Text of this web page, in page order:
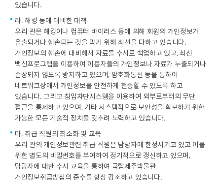
있습니다.
라. 해킹 등에 대비한 대책
우리 관은 해킹이나 컴퓨터 바이러스 등에 의해 회원의 개인정보가
유출되거나 훼손되는 것을 막기 위해 최선을 다하고 있습니다.
개인정보의 훼손에 대비해서 자료를 수시로 백업하고 있고, 최신
백신프로그램을 이용하여 이용자들의 개인정보나 자료가 누출되거나
손상되지 않도록 방지하고 있으며, 암호화통신 등을 통하여
네트워크상에서 개인정보를 안전하게 전송할 수 있도록 하고
있습니다. 그리고 침입차단시스템을 이용하여 외부로부터의 무단
접근을 통제하고 있으며, 기타 시스템적으로 보안성을 확보하기 위한
가능한 모든 기술적 장치를 갖추려 노력하고 있습니다.
마. 취급 직원의 최소화 및 교육
우리 관의 개인정보관련 취급 직원은 담당자에 한정시키고 있고 이를
위한 별도의 비밀번호를 부여하여 정기적으로 갱신하고 있으며,
담당자에 대한 수시 교육을 통하여 국립제주박물관
개인정보취급방침의 준수를 항상 강조하고 있습니다.